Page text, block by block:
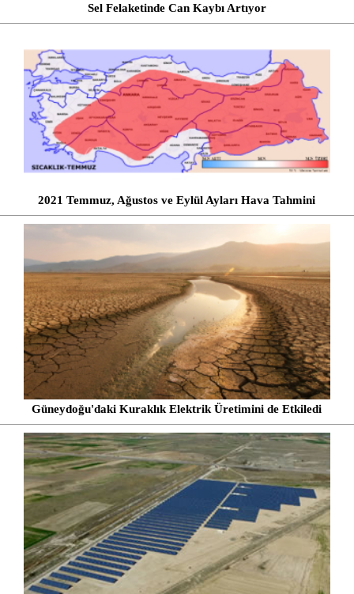
Sel Felaketinde Can Kaybı Artıyor
2021 Temmuz, Ağustos ve Eylül Ayları Hava Tahmini
Güneydoğu'daki Kuraklık Elektrik Üretimini de Etkiledi